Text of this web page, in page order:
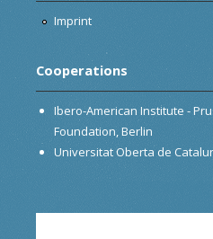
Imprint
Cooperations
Ibero-American Institute -
Foundation, Berlin
Universitat Oberta de